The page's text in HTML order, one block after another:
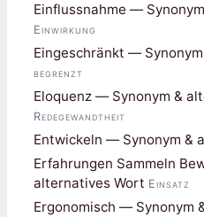
Einflussnahme —
Einwirkung
Eingeschränkt —
begrenzt
Eloquenz — Synonym &
Redegewandtheit
Entwickeln — Synonym &
Erfahrungen Sammeln
alternatives Wort Einsatz
Ergonomisch — Synonym